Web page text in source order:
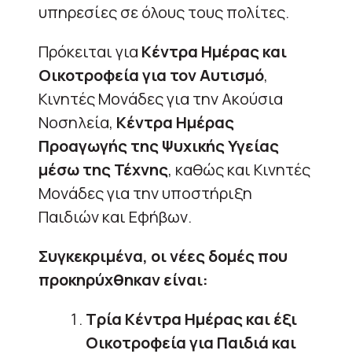
υπηρεσίες σε όλους τους πολίτες.
Πρόκειται για Κέντρα Ημέρας και
Οικοτροφεία για τον Αυτισμό,
Κινητές Μονάδες για την Ακούσια
Νοσηλεία, Κέντρα Ημέρας
Προαγωγής της Ψυχικής Υγείας
μέσω της Τέχνης, καθώς και Κινητές
Μονάδες για την υποστήριξη
Παιδιών και Εφήβων.
Συγκεκριμένα, οι νέες δομές που
προκηρύχθηκαν είναι:
Τρία Κέντρα Ημέρας και έξι
Οικοτροφεία για Παιδιά και